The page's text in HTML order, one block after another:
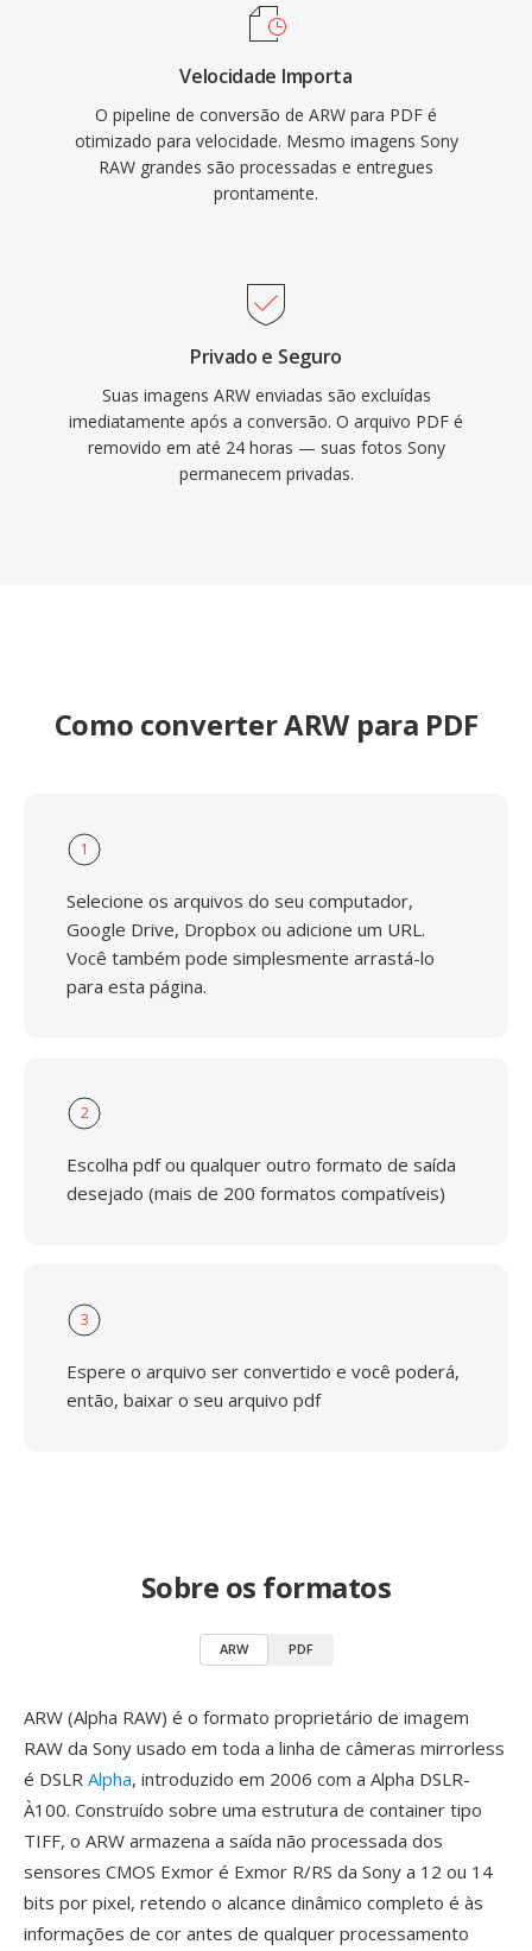
Velocidade Importa
O pipeline de conversão de ARW para PDF é
otimizado para velocidade. Mesmo imagens Sony
RAW grandes são processadas e entregues
prontamente.
Privado e Seguro
Suas imagens ARW enviadas são excluídas
imediatamente após a conversão. O arquivo PDF é
removido em até 24 horas — suas fotos Sony
permanecem privadas.
Como converter ARW para PDF
1
Selecione os arquivos do seu computador,
Google Drive, Dropbox ou adicione um URL.
Você também pode simplesmente arrastá-lo
para esta página.
2
Escolha pdf ou qualquer outro formato de saída
desejado (mais de 200 formatos compatíveis)
3
Espere o arquivo ser convertido e você poderá,
então, baixar o seu arquivo pdf
Sobre os formatos
ARW PDF
ARW (Alpha RAW) é o formato proprietário de imagem
RAW da Sony usado em toda a linha de câmeras mirrorless
é DSLR Alpha, introduzido em 2006 com a Alpha DSLR-
À100. Construído sobre uma estrutura de container tipo
TIFF, o ARW armazena a saída não processada dos
sensores CMOS Exmor é Exmor R/RS da Sony a 12 ou 14
bits por pixel, retendo o alcance dinâmico completo é às
informações de cor antes de qualquer processamento